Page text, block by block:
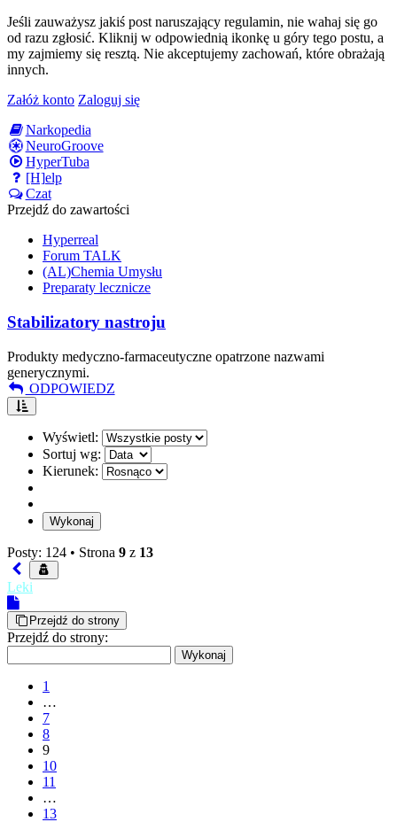
Jeśli zauważysz jakiś post naruszający regulamin, nie wahaj się go
od razu zgłosić. Kliknij w odpowiednią ikonkę u góry tego postu, a
my zajmiemy się resztą. Nie akceptujemy zachowań, które obrażają
innych.
Załóż konto Zaloguj się
Narkopedia
NeuroGroove
HyperTuba
[H]elp
Czat
Przejdź do zawartości
Hyperreal
Forum TALK
(AL)Chemia Umysłu
Preparaty lecznicze
Stabilizatory nastroju
Produkty medyczno-farmaceutyczne opatrzone nazwami
generycznymi.
ODPOWIEDZ
Wyświetl:
Sortuj wg:
Kierunek:
Posty: 124 • Strona 9 z 13
Leki
Przejdź do strony
Przejdź do strony:
1
…
7
8
9
10
11
…
13